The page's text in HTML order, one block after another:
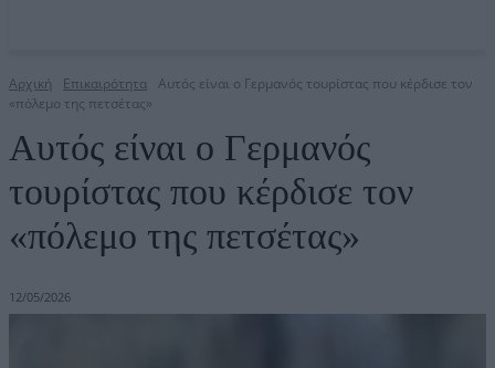
Αρχική Επικαιρότητα Αυτός είναι ο Γερμανός τουρίστας που κέρδισε τον
«πόλεμο της πετσέτας»
Αυτός είναι ο Γερμανός
τουρίστας που κέρδισε τον
«πόλεμο της πετσέτας»
12/05/2026